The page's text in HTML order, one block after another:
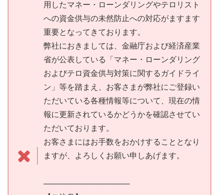
用したマネー・ローンダリングやテロリスト
への資金供与の未然防止への対応がますます
重要となってきております。
弊社におきましては、金融庁および経済産業
省が公表している「マネー・ローンダリング
およびテロ資金供与対策に関するガイドライ
ン」等を踏まえ、お客さまが弊社にご登録い
ただいている各種情報等について、現在の情
報に更新されているかどうかを確認させてい
ただいております。
お客さまにはお手数をおかけすることとなり
ますが、よろしくお願い申しあげます。
────────────────